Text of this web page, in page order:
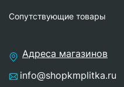
Сопутствующие товары
Адреса магазинов
info@shopkmplitka.ru